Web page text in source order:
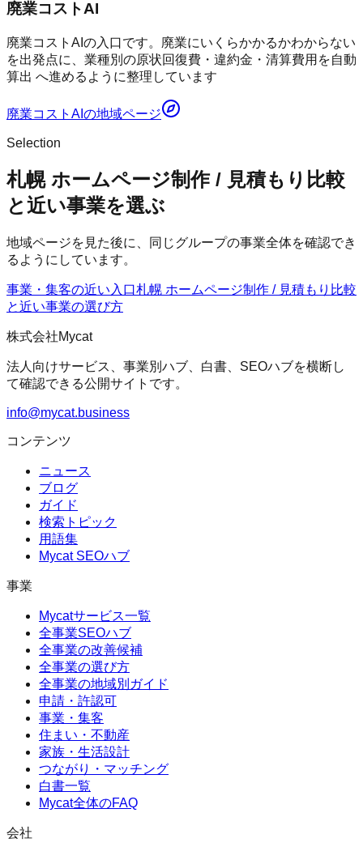
廃業コストAI
廃業コストAIの入口です。廃業にいくらかかるかわからない
を出発点に、業種別の原状回復費・違約金・清算費用を自動
算出 へ進めるように整理しています
廃業コストAI の地域ページ
Selection
札幌 ホームページ制作 / 見積もり比較
と近い事業を選ぶ
地域ページを見た後に、同じグループの事業全体を確認でき
るようにしています。
事業・集客の近い入口札幌 ホームページ制作 / 見積もり比較
と近い事業の選び方
株式会社Mycat
法人向けサービス、事業別ハブ、白書、SEOハブを横断し
て確認できる公開サイトです。
info@mycat.business
コンテンツ
ニュース
ブログ
ガイド
検索トピック
用語集
Mycat SEOハブ
事業
Mycatサービス一覧
全事業SEOハブ
全事業の改善候補
全事業の選び方
全事業の地域別ガイド
申請・許認可
事業・集客
住まい・不動産
家族・生活設計
つながり・マッチング
白書一覧
Mycat全体のFAQ
会社